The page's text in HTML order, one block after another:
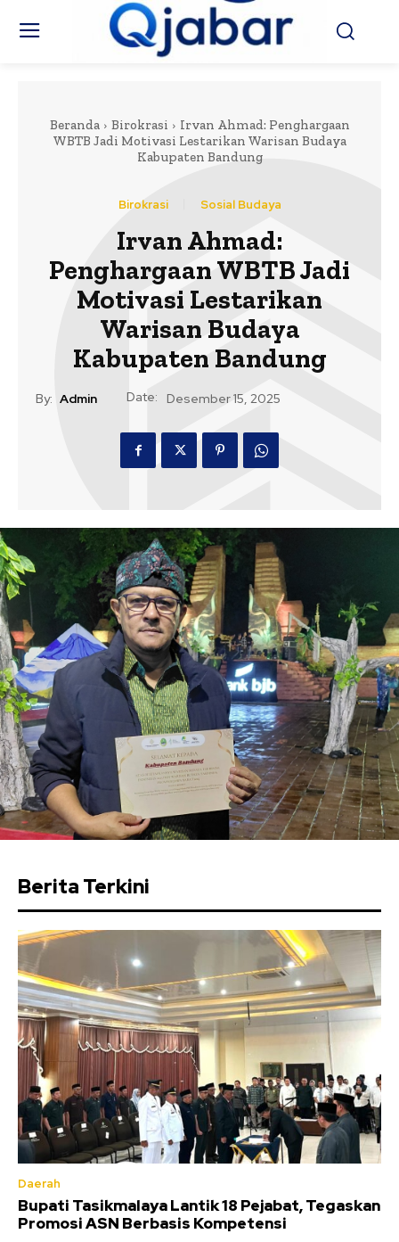
Beranda Birokrasi
Irvan Ahmad: Penghargaan
WBTB Jadi Motivasi Lestarikan Warisan Budaya
Kabupaten Bandung
Birokrasi Sosial Budaya
Irvan Ahmad:
Penghargaan WBTB Jadi
Motivasi Lestarikan
Warisan Budaya
Kabupaten Bandung
By: Admin Date: Desember 15, 2025
Berita Terkini
Daerah
Bupati Tasikmalaya Lantik 18 Pejabat, Tegaskan
Promosi ASN Berbasis Kompetensi